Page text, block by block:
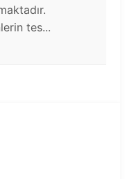
tes...